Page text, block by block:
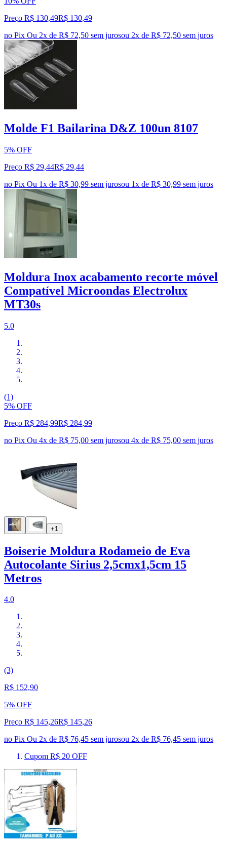
Preço R$ 130,49R$ 130,49
no Pix Ou 2x de R$ 72,50 sem jurosou 2x de R$ 72,50 sem juros
Molde F1 Bailarina D&Z 100un 8107
5% OFF
Preço R$ 29,44R$ 29,44
no Pix Ou 1x de R$ 30,99 sem jurosou 1x de R$ 30,99 sem juros
Moldura Inox acabamento recorte móvel
Compatível Microondas Electrolux
MT30s
5.0
(1)
5% OFF
Preço R$ 284,99R$ 284,99
no Pix Ou 4x de R$ 75,00 sem jurosou 4x de R$ 75,00 sem juros
+1
Boiserie Moldura Rodameio de Eva
Autocolante Sirius 2,5cmx1,5cm 15
Metros
4.0
(3)
R$ 152,90
5% OFF
Preço R$ 145,26R$ 145,26
no Pix Ou 2x de R$ 76,45 sem jurosou 2x de R$ 76,45 sem juros
Cupom R$ 20 OFF